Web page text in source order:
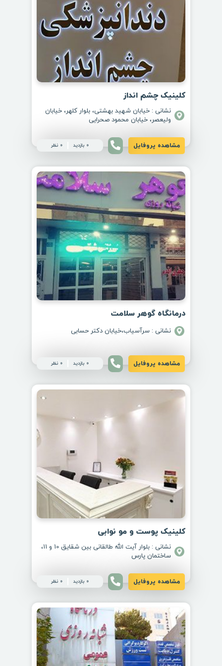
کلینیک چشم انداز
نشانی : خیابان شهید بهشتی، بلوار کلهر، خیابان
ولیعصر، خیابان محمود صحرایی
مشاهده پروفایل 0 بازدید 0 نظر
درمانگاه گوهر سلامت
نشانی : سرآسیاب،خیابان دکتر حسابی
مشاهده پروفایل 0 بازدید 0 نظر
کلینیک پوست و مو نوابی
نشانی : بلوار آیت الله طالقانی بین شقایق 10 و 11،
ساختمان پارس
مشاهده پروفایل 0 بازدید 0 نظر